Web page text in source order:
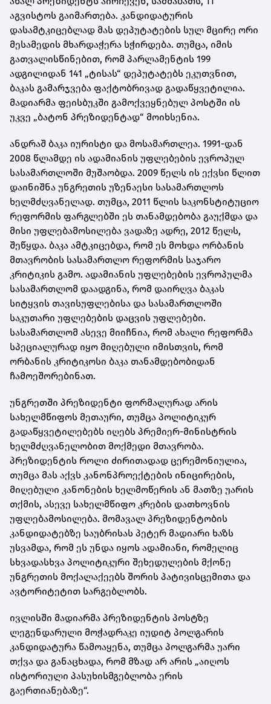
აგვისტოს გაიმართება. კანდიდატურის
დასამტკიცებლად მას დეპუტატების სულ მცირე ორი
მესამედის მხარდაჭერა სჭირდება. თუმცა, იმის
გათვალისწინებით, რომ პარლამენტის 199
ადგილიდან 141 „ტისას“ დეპუტატებს ეკუთვნით,
ბაკას გამარჯვება ფაქტობრივად გადაწყვეტილია.
მადიარმა ფეისბუკში გამოქვეყნებულ პოსტში ის
უკვე „ბატონ პრეზიდენტად“ მოიხსენია.
ანდრაშ ბაკა იურისტი და მოსამართლეა. 1991-დან
2008 წლამდე ის ადამიანის უფლებების ევროპულ
სასამართლოში მუშაობდა. 2009 წელს ის ექვსი წლით
დაინიშნა უნგრეთის უზენაესი სასამართლოს
ხელმძღვანელად. თუმცა, 2011 წლის საკონსტიტუციო
რეფორმის ფარგლებში ეს თანამდებობა გაუქმდა და
მისი უფლებამოსილება ვადაზე ადრე, 2012 წელს,
შეწყდა. ბაკა ამტკიცებდა, რომ ეს მოხდა ორბანის
მთავრობის სასამართლო რეფორმის საჯარო
კრიტიკის გამო. ადამიანის უფლებების ევროპულმა
სასამართლომ დაადგინა, რომ დაირღვა ბაკას
სიტყვის თავისუფლებისა და სასამართლოში
საკუთარი უფლებების დაცვის უფლებები.
სასამართლომ ასევე მიიჩნია, რომ ახალი რეფორმა
სპეციალურად იყო მიღებული იმისთვის, რომ
ორბანის კრიტიკოსი ბაკა თანამდებობიდან
ჩამოეშორებინათ.
უნგრეთში პრეზიდენტი ფორმალურად არის
სახელმწიფოს მეთაური, თუმცა პოლიტიკურ
გადაწყვეტილებებს იღებს პრემიერ-მინისტრის
ხელმძღვანელობით მოქმედი მთავრობა.
პრეზიდენტის როლი ძირითადად ცერემონიულია,
თუმცა მას აქვს კანონპროექტების ინიცირების,
მიღებული კანონების ხელმოწერის ან მათზე უარის
თქმის, ასევე სახელმწიფო კრების დათხოვნის
უფლებამოსილება. მომავალ პრეზიდენტობის
კანდიდატებზე საუბრისას პეტერ მადიარი ხაზს
უსვამდა, რომ ეს უნდა იყოს ადამიანი, რომელიც
სხვადასხვა პოლიტიკური შეხედულების მქონე
უნგრეთის მოქალაქეებს შორის პატივისცემითა და
ავტორიტეტით სარგებლობს.
ივლისში მადიარმა პრეზიდენტის პოსტზე
ლეგენდარული მოჭადრაკე იუდიტ პოლგარის
კანდიდატურა წამოაყენა, თუმცა პოლგარმა უარი
თქვა და განაცხადა, რომ მზად არ არის „აიღოს
ისტორიული პასუხისმგებლობა ერის
გაერთიანებაზე“.